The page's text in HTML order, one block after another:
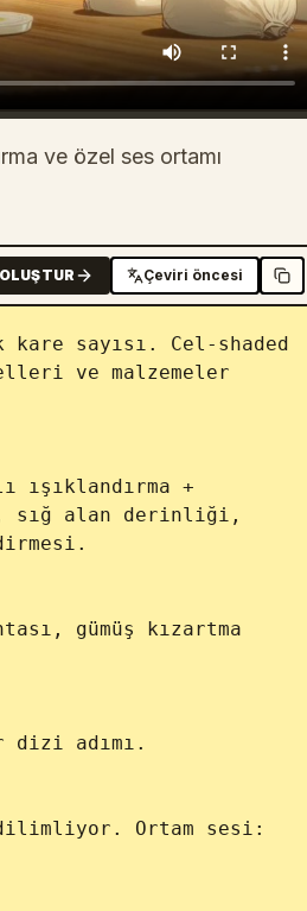
ve özel ses ortamı
Çeviri öncesi
sayısı. Cel-shaded
ve malzemeler
ışıklandırma +
sığ alan derinliği,
gümüş kızartma
dizi adımı.
dilimliyor. Ortam sesi: